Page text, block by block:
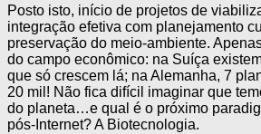
Posto isto, início de projetos de
integração efetiva com planejamento
preservação do meio-ambiente.
do campo econômico: na Suíça
que só crescem lá; na Alemanha, 7
20 mil! Não fica difícil imaginar que
do planeta…e qual é o próximo
pós-Internet? A Biotecnologia.